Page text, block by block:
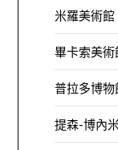
米羅美術館
畢卡索美術
普拉多博物
提森-博內